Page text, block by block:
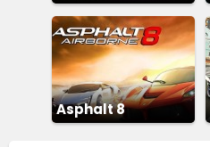
Asphalt 8